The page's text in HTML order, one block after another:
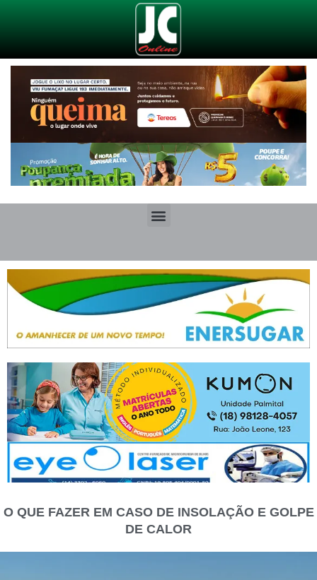
O QUE FAZER EM CASO DE INSOLAÇÃO E GOLPE
DE CALOR